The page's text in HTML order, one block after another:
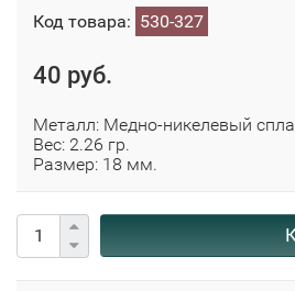
Код товара: 530-327
40 руб.
Металл: Медно-никелевый
Вес: 2.26 гр.
Размер: 18 мм.